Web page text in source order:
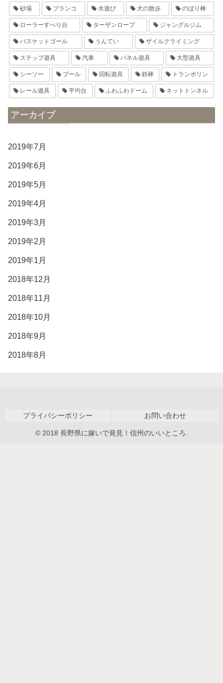
砂場 ブランコ 水遊び 犬の散歩 のぼり棒
ローラーすべり台 ターザンロープ ジャングルジム
バスケットゴール うんてい ザイルクライミング
ステップ遊具 汽車 パネル遊具 大型遊具
シーソー プール 回転遊具 鉄棒 トランポリン
レール遊具 平均台 ふわふわドーム ネットトンネル
アーカイブ
2019年7月
2019年6月
2019年5月
2019年4月
2019年3月
2019年2月
2019年1月
2018年12月
2018年11月
2018年10月
2018年9月
2018年8月
プライバシーポリシー お問い合わせ
© 2018 長野県に嫁いで発見！信州のいいところ.